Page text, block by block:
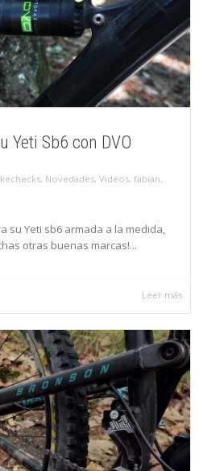
Yeti Sb6 con DVO
, Novedades, Videos, fabian,
su Yeti sb6 armada a la medida,
otras buenas marcas!...
Leer más